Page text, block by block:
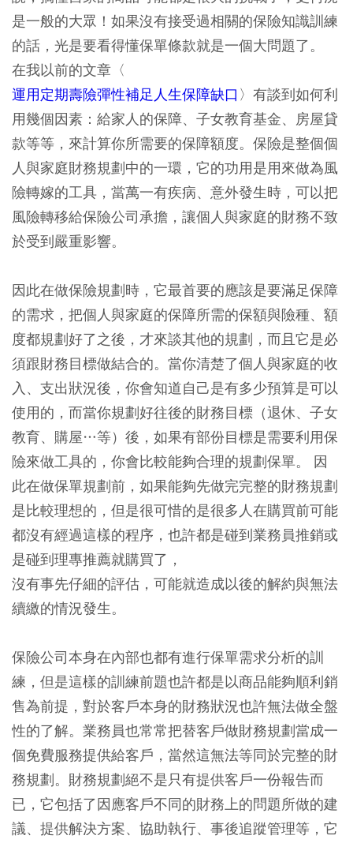
是一般的大眾！如果沒有接受過相關的保險知識訓練
的話，光是要看得懂保單條款就是一個大問題了。
在我以前的文章〈
運用定期壽險彈性補足人生保障缺口 〉有談到如何利
用幾個因素：給家人的保障、子女教育基金、房屋貸
款等等，來計算你所需要的保障額度。保險是整個個
人與家庭財務規劃中的一環，它的功用是用來做為風
險轉嫁的工具，當萬一有疾病、意外發生時，可以把
風險轉移給保險公司承擔，讓個人與家庭的財務不致
於受到嚴重影響。
因此在做保險規劃時，它最首要的應該是要滿足保障
的需求，把個人與家庭的保障所需的保額與險種、額
度都規劃好了之後，才來談其他的規劃，而且它是必
須跟財務目標做結合的。當你清楚了個人與家庭的收
入、支出狀況後，你會知道自己是有多少預算是可以
使用的，而當你規劃好往後的財務目標（退休、子女
教育、購屋…等）後，如果有部份目標是需要利用保
險來做工具的，你會比較能夠合理的規劃保單。 因
此在做保單規劃前，如果能夠先做完完整的財務規劃
是比較理想的，但是很可惜的是很多人在購買前可能
都沒有經過這樣的程序，也許都是碰到業務員推銷或
是碰到理專推薦就購買了，
沒有事先仔細的評估，可能就造成以後的解約與無法
續繳的情況發生。
保險公司本身在內部也都有進行保單需求分析的訓
練，但是這樣的訓練前題也許都是以商品能夠順利銷
售為前提，對於客戶本身的財務狀況也許無法做全盤
性的了解。業務員也常常把替客戶做財務規劃當成一
個免費服務提供給客戶，當然這無法等同於完整的財
務規劃。財務規劃絕不是只有提供客戶一份報告而
已，它包括了因應客戶不同的財務上的問題所做的建
議、提供解決方案、協助執行、事後追蹤管理等，它